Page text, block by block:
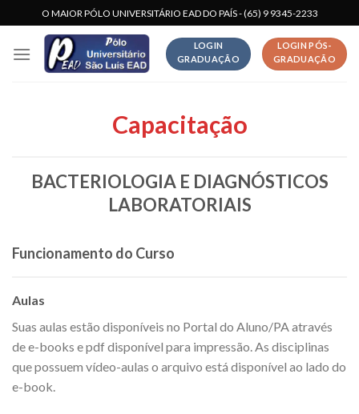
to
content
O MAIOR PÓLO UNIVERSITÁRIO EAD DO PAÍS - (65) 9 9345-2233
LOGIN
GRADUAÇÃO
LOGIN PÓS-
GRADUAÇÃO
Capacitação
BACTERIOLOGIA E DIAGNÓSTICOS
LABORATORIAIS
Funcionamento do Curso
Aulas
Suas aulas estão disponíveis no Portal do Aluno/PA através
de e-books e pdf disponível para impressão. As disciplinas
que possuem vídeo-aulas o arquivo está disponível ao lado do
e-book.